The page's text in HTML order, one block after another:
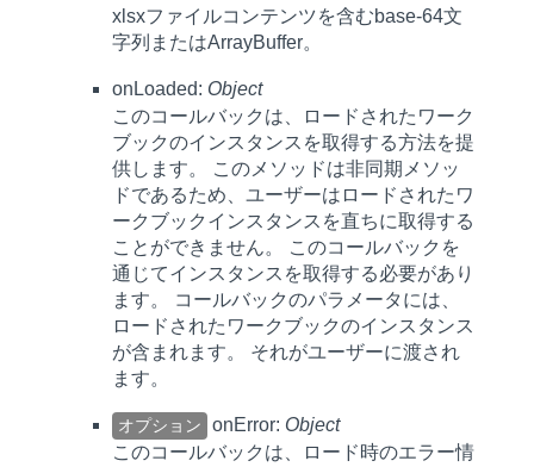
xlsxファイルコンテンツを含むbase-64文
字列またはArrayBuffer。
onLoaded: Object
このコールバックは、ロードされたワーク
ブックのインスタンスを取得する方法を提
供します。 このメソッドは非同期メソッ
ドであるため、ユーザーはロードされたワ
ークブックインスタンスを直ちに取得する
ことができません。 このコールバックを
通じてインスタンスを取得する必要があり
ます。 コールバックのパラメータには、
ロードされたワークブックのインスタンス
が含まれます。 それがユーザーに渡され
ます。
オプション onError: Object
このコールバックは、ロード時のエラー情